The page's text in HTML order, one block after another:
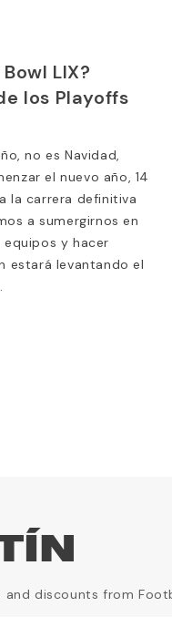
LIX?
los Playoffs
no es Navidad,
el nuevo año, 14
la carrera definitiva
a sumergirnos en
equipos y hacer
estará levantando el
discounts from